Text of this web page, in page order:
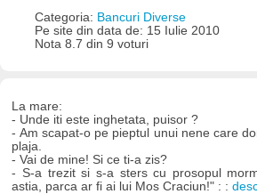
Categoria: Bancuri Diverse
Pe site din data de: 15 Iulie 2010
Nota 8.7 din 9 voturi
La mare:
- Unde iti este inghetata, puisor ?
- Am scapat-o pe pieptul unui nene care
plaja.
- Vai de mine! Si ce ti-a zis?
- S-a trezit si s-a sters cu prosopul
astia, parca ar fi ai lui Mos Craciun!" : :